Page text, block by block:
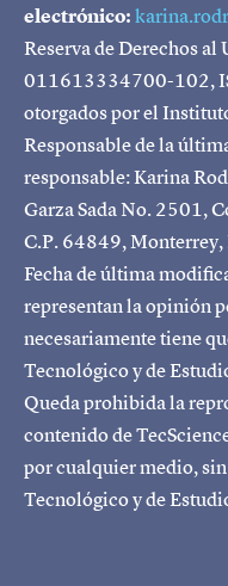
electrónico:
Reserva de Derechos
011613334700-102,
otorgados por el
Responsable de la
responsable: Karina
Garza Sada No. 2501,
C.P. 64849,
Fecha de última
representan la opinión
necesariamente tiene
Tecnológico y de
Queda prohibida la
contenido de
por cualquier medio,
Tecnológico y de